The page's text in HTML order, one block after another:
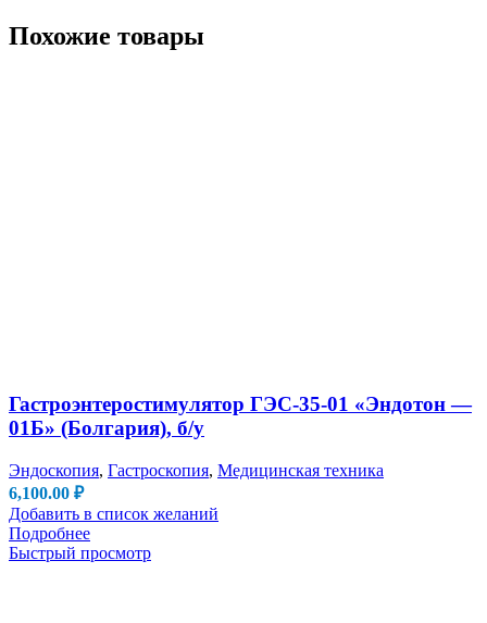
Похожие товары
Гастроэнтеростимулятор ГЭС-35-01 «Эндотон —
01Б» (Болгария), б/у
Эндоскопия, Гастроскопия, Медицинская техника
6,100.00 ₽
Добавить в список желаний
Подробнее
Быстрый просмотр